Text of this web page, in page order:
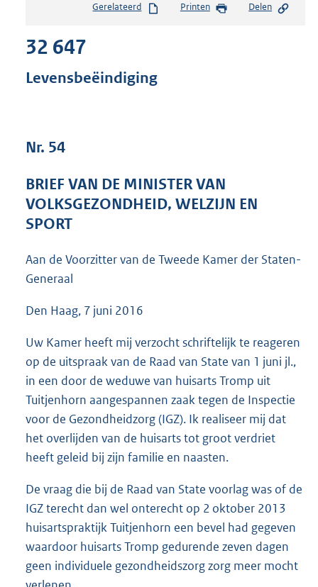
s
e
:
b
Gerelateerd Printen Delen
32 647
Levensbeëindiging
Nr. 54
BRIEF VAN DE MINISTER VAN
VOLKSGEZONDHEID, WELZIJN EN
SPORT
Aan de Voorzitter van de Tweede Kamer der Staten-
Generaal
Den Haag, 7 juni 2016
Uw Kamer heeft mij verzocht schriftelijk te reageren
op de uitspraak van de Raad van State van 1 juni jl.,
in een door de weduwe van huisarts Tromp uit
Tuitjenhorn aangespannen zaak tegen de Inspectie
voor de Gezondheidzorg (IGZ). Ik realiseer mij dat
het overlijden van de huisarts tot groot verdriet
heeft geleid bij zijn familie en naasten.
De vraag die bij de Raad van State voorlag was of de
IGZ terecht dan wel onterecht op 2 oktober 2013
huisartspraktijk Tuitjenhorn een bevel had gegeven
waardoor huisarts Tromp gedurende zeven dagen
geen individuele gezondheidszorg zorg meer mocht